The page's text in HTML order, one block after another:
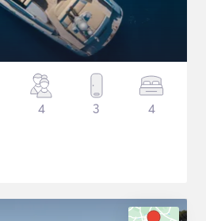
4 3 4